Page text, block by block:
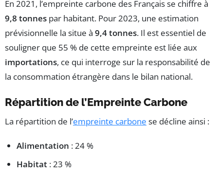
En 2021, l’empreinte carbone des Français se chiffre à
9,8 tonnes par habitant. Pour 2023, une estimation
prévisionnelle la situe à 9,4 tonnes. Il est essentiel de
souligner que 55 % de cette empreinte est liée aux
importations, ce qui interroge sur la responsabilité de
la consommation étrangère dans le bilan national.
Répartition de l’Empreinte Carbone
La répartition de l’empreinte carbone se décline ainsi :
Alimentation : 24 %
Habitat : 23 %